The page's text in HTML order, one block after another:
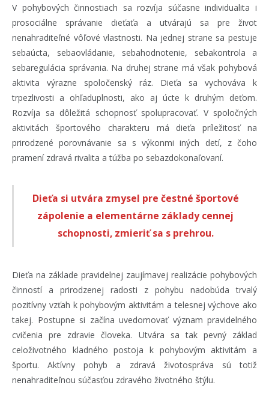
V pohybových činnostiach sa rozvíja súčasne individualita i
prosociálne správanie dieťaťa a utvárajú sa pre život
nenahraditeľné vôľové vlastnosti. Na jednej strane sa pestuje
sebaúcta, sebaovládanie, sebahodnotenie, sebakontrola a
sebaregulácia správania. Na druhej strane má však pohybová
aktivita výrazne spoločenský ráz. Dieťa sa vychováva k
trpezlivosti a ohľaduplnosti, ako aj úcte k druhým deťom.
Rozvíja sa dôležitá schopnosť spolupracovať. V spoločných
aktivitách športového charakteru má dieťa príležitosť na
prirodzené porovnávanie sa s výkonmi iných detí, z čoho
pramení zdravá rivalita a túžba po sebazdokonaľovaní.
Dieťa si utvára zmysel pre čestné športové
zápolenie a elementárne základy cennej
schopnosti, zmieriť sa s prehrou.
Dieťa na základe pravidelnej zaujímavej realizácie pohybových
činností a prirodzenej radosti z pohybu nadobúda trvalý
pozitívny vzťah k pohybovým aktivitám a telesnej výchove ako
takej. Postupne si začína uvedomovať význam pravidelného
cvičenia pre zdravie človeka. Utvára sa tak pevný základ
celoživotného kladného postoja k pohybovým aktivitám a
športu. Aktívny pohyb a zdravá životospráva sú totiž
nenahraditeľnou súčasťou zdravého životného štýlu.